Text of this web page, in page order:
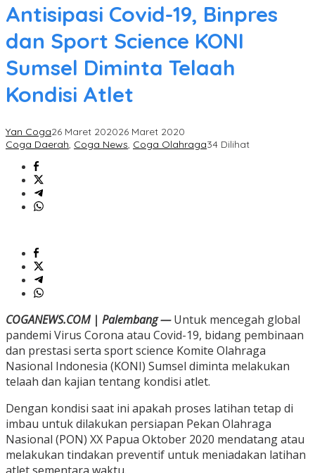
Antisipasi Covid-19, Binpres
dan Sport Science KONI
Sumsel Diminta Telaah
Kondisi Atlet
Yan Coga26 Maret 202026 Maret 2020
Coga Daerah, Coga News, Coga Olahraga34 Dilihat
COGANEWS.COM | Palembang —Untuk mencegah global
pandemi Virus Corona atau Covid-19, bidang pembinaan
dan prestasi serta sport science Komite Olahraga
Nasional Indonesia (KONI) Sumsel diminta melakukan
telaah dan kajian tentang kondisi atlet.
Dengan kondisi saat ini apakah proses latihan tetap di
imbau untuk dilakukan persiapan Pekan Olahraga
Nasional (PON) XX Papua Oktober 2020 mendatang atau
melakukan tindakan preventif untuk meniadakan latihan